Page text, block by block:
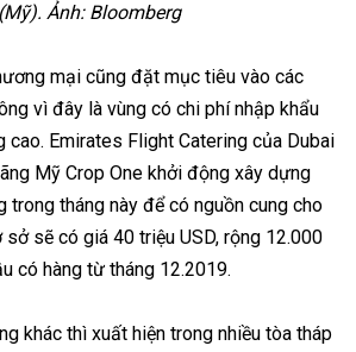
(Mỹ). Ảnh: Bloomberg
mại cũng đặt mục tiêu vào các
vì đây là vùng có chi phí nhập khẩu
Emirates Flight Catering của Dubai
Mỹ Crop One khởi động xây dựng
trong tháng này để có nguồn cung cho
sở sẽ có giá 40 triệu USD, rộng 12.000
có hàng từ tháng 12.2019.
khác thì xuất hiện trong nhiều tòa tháp